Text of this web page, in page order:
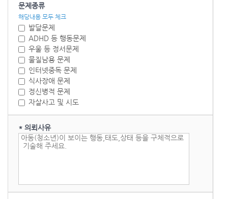
문제종류
해당내용 모두 체크
발달문제
ADHD 등 행동문제
우울 등 정서문제
물질남용 문제
인터넷중독 문제
식사장애 문제
정신병적 문제
자살사고 및 시도
* 의뢰사유